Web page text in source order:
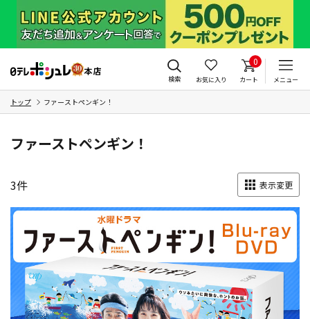
検索 お気に入り
0
カート メニュー
トップ ファーストペンギン！
ファーストペンギン！
3件 表示変更